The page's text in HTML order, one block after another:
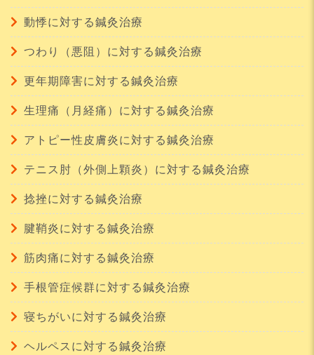
動悸に対する鍼灸治療
つわり（悪阻）に対する鍼灸治療
更年期障害に対する鍼灸治療
生理痛（月経痛）に対する鍼灸治療
アトピー性皮膚炎に対する鍼灸治療
テニス肘（外側上顆炎）に対する鍼灸治療
捻挫に対する鍼灸治療
腱鞘炎に対する鍼灸治療
筋肉痛に対する鍼灸治療
手根管症候群に対する鍼灸治療
寝ちがいに対する鍼灸治療
ヘルペスに対する鍼灸治療